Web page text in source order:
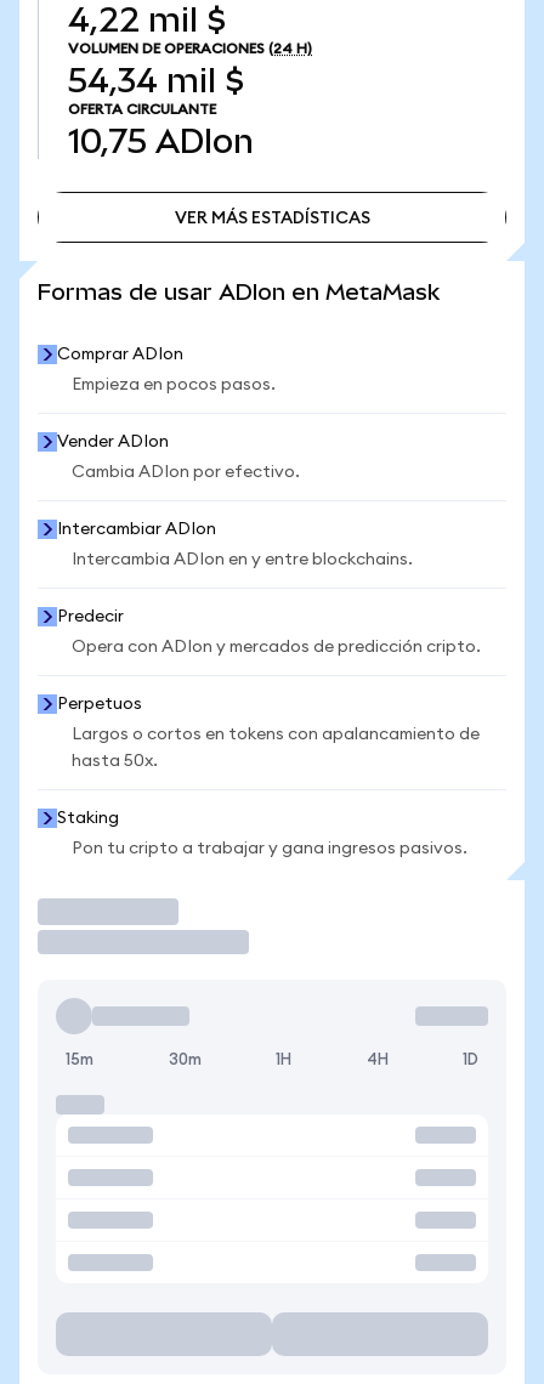
4,22 mil $
VOLUMEN DE OPERACIONES (24 H)
54,34 mil $
OFERTA CIRCULANTE
10,75 ADIon
VER MÁS ESTADÍSTICAS
Formas de usar ADIon en MetaMask
Comprar ADIon
Empieza en pocos pasos.
Vender ADIon
Cambia ADIon por efectivo.
Intercambiar ADIon
Intercambia ADIon en y entre blockchains.
Predecir
Opera con ADIon y mercados de predicción cripto.
Perpetuos
Largos o cortos en tokens con apalancamiento de
hasta 50x.
Staking
Pon tu cripto a trabajar y gana ingresos pasivos.
15m 30m 1H 4H 1D